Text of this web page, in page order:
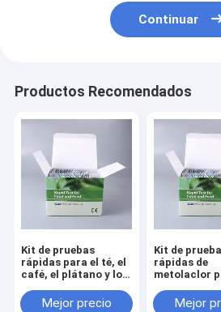
Continuar
Productos Recomendados
Kit de pruebas
rápidas para el té, el
café, el plátano y los
Mejor precio
Kit de
rápidas de
metolaclor
cultivos.
Mejor